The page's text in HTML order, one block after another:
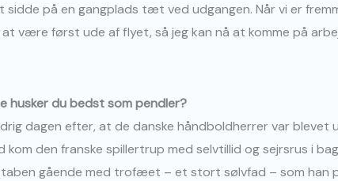
sidde på en gangplads tæt ved udgangen. Når vi er
være først ude af flyet, så jeg kan nå at komme på
husker du bedst som pendler?
dagen efter, at de danske håndboldherrer var blevet
kom den franske spillertrup med selvtillid og sejrsrus i
gående med trofæet – et stort sølvfad – som han